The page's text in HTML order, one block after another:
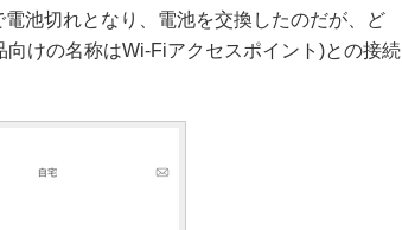
池切れとなり、電池を交換したのだが、ど
けの名称はWi-Fiアクセスポイント)との接続